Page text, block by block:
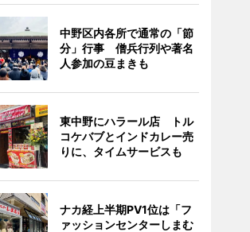
中野区内各所で通常の「節
分」行事 僧兵行列や著名
人参加の豆まきも
東中野にハラール店 トル
コケバブとインドカレー売
りに、タイムサービスも
ナカ経上半期PV1位は「フ
ァッションセンターしまむ